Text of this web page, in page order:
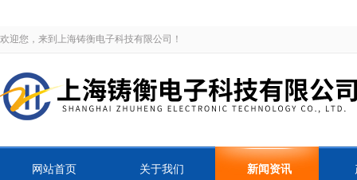
欢迎您，来到上海铸衡电子科技有限公司！
网站首页 关于我们 新闻资讯